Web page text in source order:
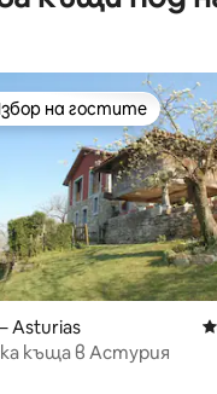
от 5, 186 отзива
популярен избор на
на гостите
Asturias
къща в Астурия